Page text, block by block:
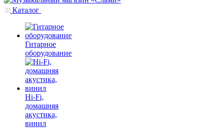
Каталог
Гитарное
оборудование
Hi-Fi,
домашняя
акустика,
винил